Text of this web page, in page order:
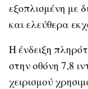
εξοπλισμένη με
και ελεύθερα
Η ένδειξη
στην οθόνη 7,8
χειρισμού